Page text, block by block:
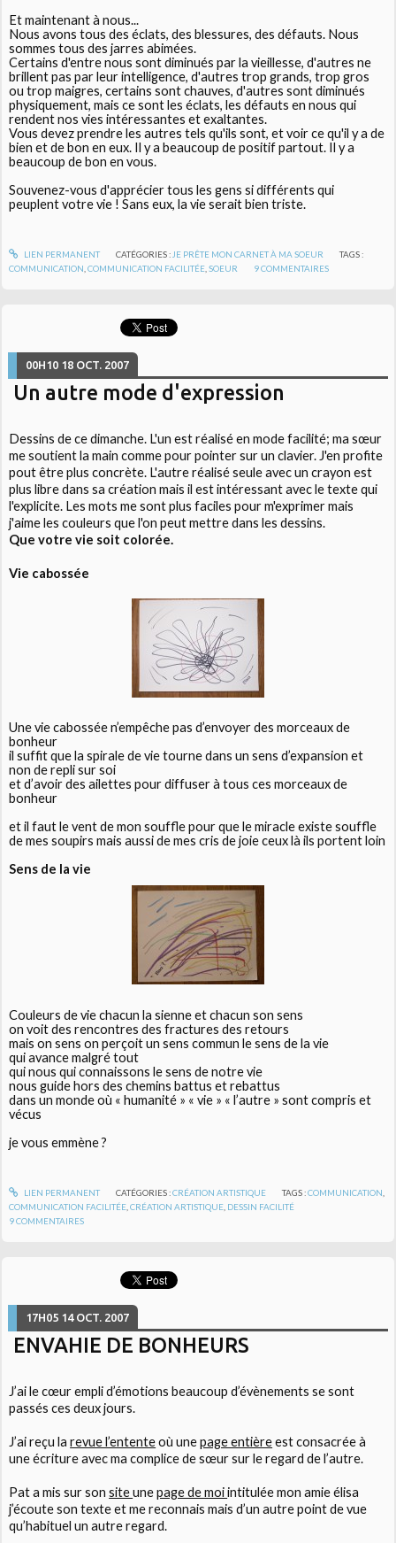
Et maintenant à nous...
Nous avons tous des éclats, des blessures, des défauts. Nous
sommes tous des jarres abimées.
Certains d'entre nous sont diminués par la vieillesse, d'autres ne
brillent pas par leur intelligence, d'autres trop grands, trop gros
ou trop maigres, certains sont chauves, d'autres sont diminués
physiquement, mais ce sont les éclats, les défauts en nous qui
rendent nos vies intéressantes et exaltantes.
Vous devez prendre les autres tels qu'ils sont, et voir ce qu'il y a de
bien et de bon en eux. Il y a beaucoup de positif partout. Il y a
beaucoup de bon en vous.
Souvenez-vous d'apprécier tous les gens si différents qui
peuplent votre vie ! Sans eux, la vie serait bien triste.
LIEN PERMANENT CATÉGORIES : JE PRÊTE MON CARNET À MA SOEUR
TAGS :
COMMUNICATION ,COMMUNICATION FACILITÉE ,SOEUR 9COMMENTAIRES
00H10 18 OCT. 2007
Un autre mode d'expression
Dessins de ce dimanche. L'un est réalisé en mode facilité; ma sœur
me soutient la main comme pour pointer sur un clavier. J'en profite
pout être plus concrète. L'autre réalisé seule avec un crayon est
plus libre dans sa création mais il est intéressant avec le texte qui
l'explicite. Les mots me sont plus faciles pour m'exprimer mais
j'aime les couleurs que l'on peut mettre dans les dessins.
Que votre vie soit colorée.
Vie cabossée
Une vie cabossée n’empêche pas d’envoyer des morceaux de
bonheur
il suffit que la spirale de vie tourne dans un sens d’expansion et
non de repli sur soi
et d’avoir des ailettes pour diffuser à tous ces morceaux de
bonheur
et il faut le vent de mon souffle pour que le miracle existe souffle
de mes soupirs mais aussi de mes cris de joie ceux là ils portent loin
Sens de la vie
Couleurs de vie chacun la sienne et chacun son sens
on voit des rencontres des fractures des retours
mais on sens on perçoit un sens commun le sens de la vie
qui avance malgré tout
qui nous qui connaissons le sens de notre vie
nous guide hors des chemins battus et rebattus
dans un monde où « humanité » « vie » « l’autre » sont compris et
vécus
je vous emmène ?
LIEN PERMANENT CATÉGORIES :CRÉATION ARTISTIQUE TAGS :COMMUNICATION
COMMUNICATION FACILITÉE ,CRÉATION ARTISTIQUE DESSIN FACILITÉ
9COMMENTAIRES
17H05 14 OCT. 2007
ENVAHIE DE BONHEURS
J’ai le cœur empli d’émotions beaucoup d’évènements se sont
passés ces deux jours.
J’ai reçu larevue l’ententeoù unepage entièreest consacrée à
une écriture avec ma complice de sœur sur le regard de l’autre.
Pat a mis sur sonsiteunepage de moiintitulée mon amie élisa
j’écoute son texte et me reconnais mais d’un autre point de vue
qu’habituel un autre regard.